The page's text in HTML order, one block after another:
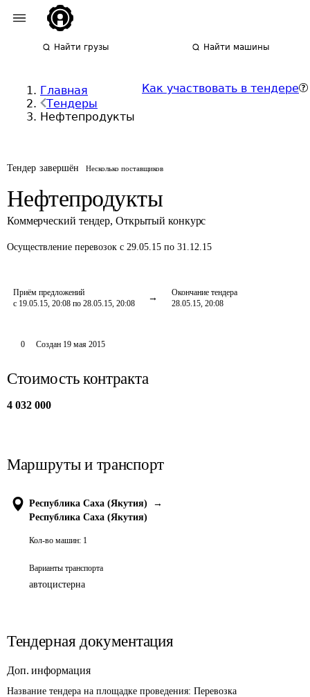
Найти грузы Найти машины
Главная
Тендеры
Нефтепродукты
Как участвовать в тендере
Тендер завершён Несколько поставщиков
Нефтепродукты
Коммерческий тендер, Открытый конкурс
Осуществление перевозок с 29.05.15 по 31.12.15
Приём предложений
с 19.05.15, 20:08 по 28.05.15, 20:08
Окончание тендера
28.05.15, 20:08
0 Создан 19 мая 2015
Стоимость контракта
4 032 000
Маршруты и транспорт
Республика Саха (Якутия)
→
Республика Саха (Якутия)
Кол-во машин: 1
Варианты транспорта
автоцистерна
Тендерная документация
Доп. информация
Название тендера на площадке проведения: Перевозка